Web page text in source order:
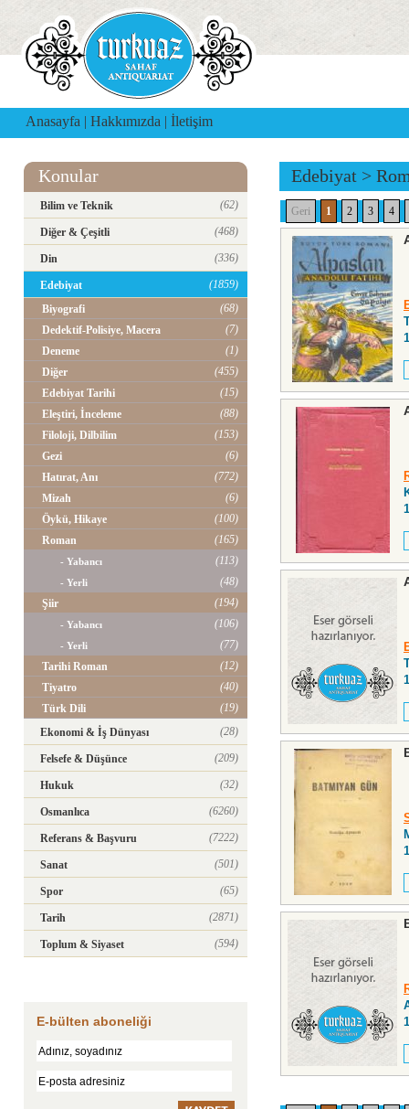
Anasayfa | Hakkımızda | İletişim
Konular
Bilim ve Teknik (62)
Diğer & Çeşitli (468)
Din (336)
Edebiyat
(1859)
Biyografi
(68)
Dedektif-Polisiye, Macera
(7)
Deneme
(1)
Diğer
(455)
Edebiyat Tarihi
(15)
Eleştiri, İnceleme
(88)
Filoloji, Dilbilim
(153)
Gezi
(6)
Hatırat, Anı
(772)
Mizah
(6)
Öykü, Hikaye
(100)
Roman
(165)
- Yabancı (113)
- Yerli
(48)
Şiir
(194)
- Yabancı (106)
- Yerli
(77)
Tarihi Roman
(12)
Tiyatro
(40)
Türk Dili
(19)
Ekonomi & İş Dünyası
(28)
Felsefe & Düşünce (209)
Hukuk (32)
Osmanlıca (6260)
Referans & Başvuru (7222)
Sanat (501)
Spor (65)
Tarih (2871)
Toplum & Siyaset (594)
E-bülten aboneliği
Edebiyat >
Geri 1 2 3 4